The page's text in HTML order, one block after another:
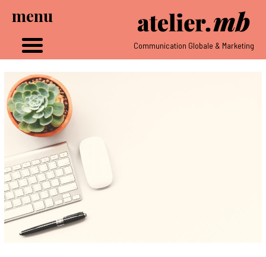
Communication Globale & Marketing
menu